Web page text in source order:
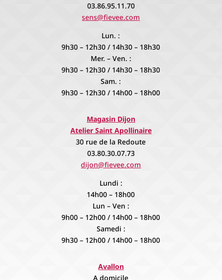
03.86.95.11.70
sens@fievee.com
Lun. :
9h30 – 12h30 / 14h30 – 18h30
Mer. – Ven. :
9h30 – 12h30 / 14h30 – 18h30
Sam. :
9h30 – 12h30 / 14h00 – 18h00
Magasin Dijon
Atelier Saint Apollinaire
30 rue de la Redoute
03.80.30.07.73
dijon@fievee.com
Lundi :
14h00 – 18h00
Lun – Ven :
9h00 – 12h00 / 14h00 – 18h00
Samedi :
9h30 – 12h00 / 14h00 – 18h00
Avallon
A domicile